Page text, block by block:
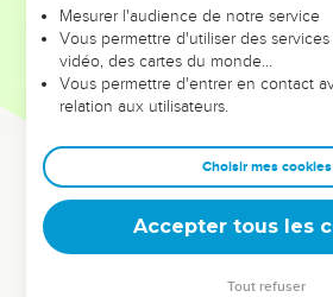
rapporteurs, médisants, impies,
fanfarons, ingénieux au mal, rebelles à
intelligence,
sans loyauté, sans affection, [sans
Et bien qu’ils connaissent le décret
ceux qui pratiquent de telles choses
non seulement ils les font, mais
qui les pratiquent.
© Société biblique française – Bibli’O, 1978, avec
Mesurer l'audience de notre service
Vous permettre d'utiliser des
vidéo, des cartes du monde…
Vous permettre d'entrer en contact
relation aux utilisateurs.
Choisir mes cookies
Accepter tous les
Tout refuser